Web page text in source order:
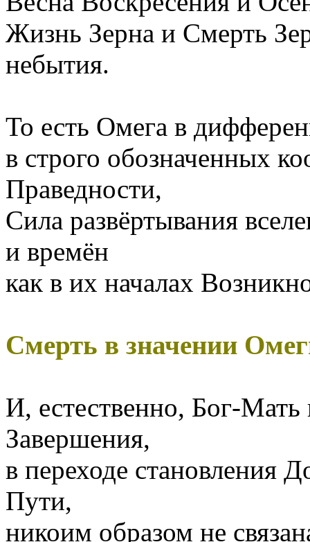
Жизнь Зерна и Смерть
небытия.
То есть Омега в
в строго обозначенных
Праведности,
Сила развёртывания
и времён
как в их началах
Смерть в значении
И, естественно, Бог-Мать
Завершения,
в переходе становления
Пути,
никоим образом не